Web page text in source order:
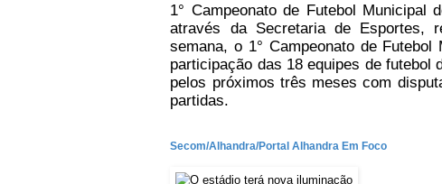
1° Campeonato de Futebol Municipal
através da Secretaria de Esportes,
semana, o 1° Campeonato de
participação das 18 equipes de futebol
pelos próximos três meses com
partidas.
Secom/Alhandra/Portal Alhandra Em Foco